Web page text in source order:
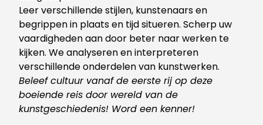
Leer verschillende stijlen, kunstenaars en
begrippen in plaats en tijd situeren. Scherp uw
vaardigheden aan door beter naar werken te
kijken. We analyseren en interpreteren
verschillende onderdelen van kunstwerken.
Beleef cultuur vanaf de eerste rij op deze
boeiende reis door wereld van de
kunstgeschiedenis! Word een kenner!